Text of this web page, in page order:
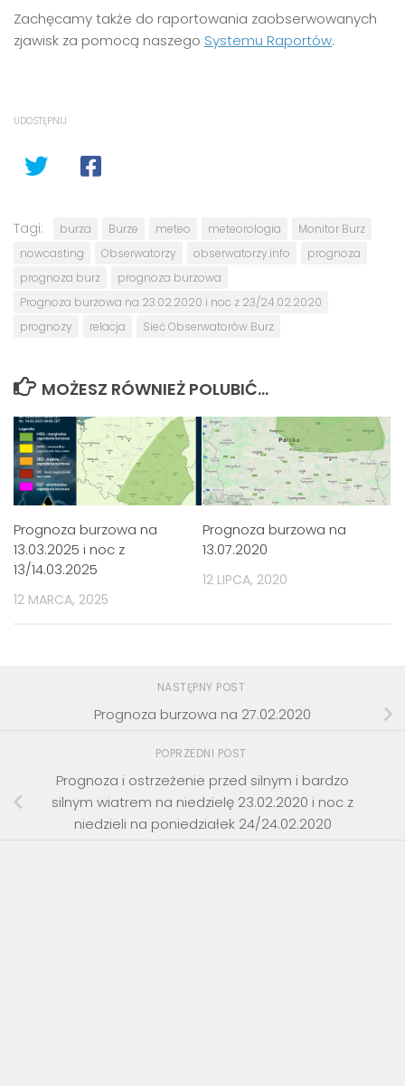
Zachęcamy także do raportowania zaobserwowanych
zjawisk za pomocą naszego Systemu Raportów.
UDOSTĘPNIJ
Tagi: burza Burze meteo meteorologia
Monitor Burz
nowcasting
Obserwatorzy obserwatorzy.info
prognoza
prognoza burz
prognoza burzowa
Prognoza burzowa na 23.02.2020 i noc z 23/24.02.2020
prognozy
relacja Sieć Obserwatorów Burz
MOŻESZ RÓWNIEŻ POLUBIĆ…
Prognoza burzowa na
13.03.2025 i noc z
13/14.03.2025
12 MARCA, 2025
Prognoza burzowa na
13.07.2020
12 LIPCA, 2020
NASTĘPNY POST
Prognoza burzowa na 27.02.2020
POPRZEDNI POST
Prognoza i ostrzeżenie przed silnym i bardzo
silnym wiatrem na niedzielę 23.02.2020 i noc z
niedzieli na poniedziałek 24/24.02.2020